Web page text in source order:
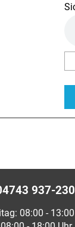
937-
08:00 -